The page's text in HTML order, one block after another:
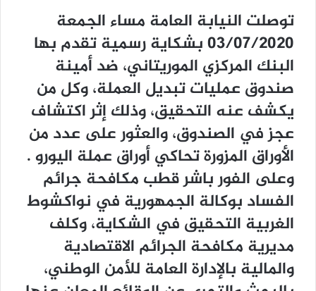
ﺗﻮﺻﻠﺖ ﺍﻟﻨﻴﺎﺑﺔ ﺍﻟﻌﺎﻣﺔ ﻣﺴﺎﺀ ﺍﻟﺠﻤﻌﺔ
03/07/2020 ﺑﺸﻜﺎﻳﺔ ﺭﺳﻤﻴﺔ ﺗﻘﺪﻡ ﺑﻬﺎ
ﺍﻟﺒﻨﻚ ﺍﻟﻤﺮﻛﺰﻱ ﺍﻟﻤﻮﺭﻳﺘﺎﻧﻲ، ﺿﺪ ﺃﻣﻴﻨﺔ
ﺻﻨﺪﻭﻕ ﻋﻤﻠﻴﺎﺕ ﺗﺒﺪﻳﻞ ﺍﻟﻌﻤﻠﺔ، ﻭﻛﻞ ﻣﻦ
ﻳﻜﺸﻒ ﻋﻨﻪ ﺍﻟﺘﺤﻘﻴﻖ، ﻭﺫﻟﻚ ﺇﺛﺮ ﺍﻛﺘﺸﺎﻑ
ﻋﺠﺰ ﻓﻲ ﺍﻟﺼﻨﺪﻭﻕ، ﻭﺍﻟﻌﺜﻮﺭ ﻋﻠﻰ ﻋﺪﺩ ﻣﻦ
ﺍﻷﻭﺭﺍﻕ ﺍﻟﻤﺰﻭﺭﺓ ﺗﺤﺎﻛﻲ ﺃﻭﺭﺍﻕ ﻋﻤﻠﺔ ﺍﻟﻴﻮﺭﻭ .
ﻭﻋﻠﻰ ﺍﻟﻔﻮﺭ ﺑﺎﺷﺮ ﻗﻄﺐ ﻣﻜﺎﻓﺤﺔ ﺟﺮﺍﺋﻢ
ﺍﻟﻔﺴﺎﺩ ﺑﻮﻛﺎﻟﺔ ﺍﻟﺠﻤﻬﻮﺭﻳﺔ ﻓﻲ ﻧﻮﺍﻛﺸﻮﻁ
ﺍﻟﻐﺮﺑﻴﺔ ﺍﻟﺘﺤﻘﻴﻖ ﻓﻲ ﺍﻟﺸﻜﺎﻳﺔ، ﻭﻛﻠﻒ
ﻣﺪﻳﺮﻳﺔ ﻣﻜﺎﻓﺤﺔ ﺍﻟﺠﺮﺍﺋﻢ ﺍﻻﻗﺘﺼﺎﺩﻳﺔ
ﻭﺍﻟﻤﺎﻟﻴﺔ ﺑﺎﻹﺩﺍﺭﺓ ﺍﻟﻌﺎﻣﺔ ﻟﻸﻣﻦ ﺍﻟﻮﻃﻨﻲ،